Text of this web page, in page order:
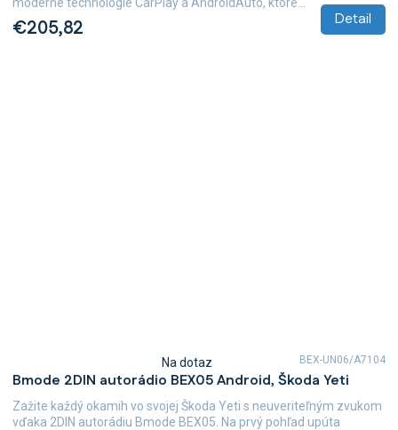
€205,82 Detail
Bmode 2DIN autorádio BEX05 Android, Škoda Yeti
hodnotenie
produktu
Na dotaz
Zažite každý okamih vo svojej Škoda Yeti s neuveriteľným zvukom
vďaka 2DIN autorádiu Bmode BEX05. Na prvý pohľad upúta
BEX-UN06/A7104